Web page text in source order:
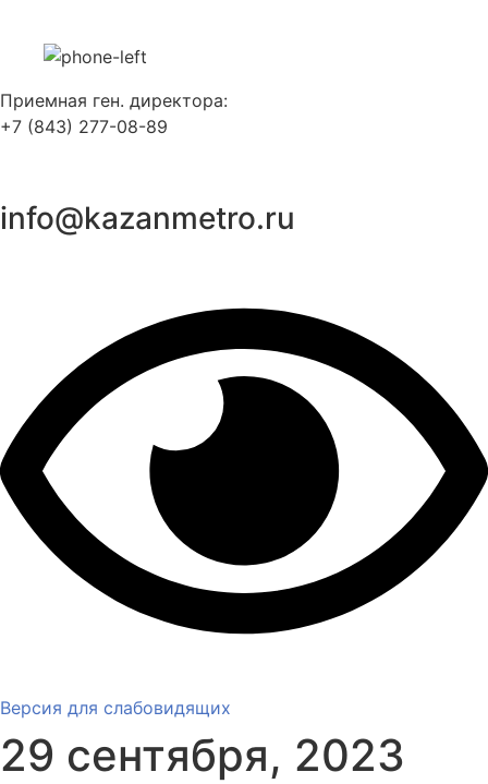
содержимому
Приемная ген. директора:
+7 (843) 277-08-89
info@kazanmetro.ru
Версия для слабовидящих
29 сентября, 2023